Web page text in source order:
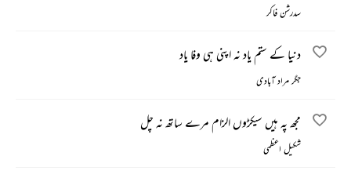
سدرشن فاکر
دنیا کے ستم یاد نہ اپنی ہی وفا یاد
جگر مراد آبادی
مجھ پہ ہیں سیکڑوں الزام مرے ساتھ نہ چل
شکیل اعظمی